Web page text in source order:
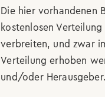
Die hier vorhandenen
kostenlosen
verbreiten, und zwar
Verteilung erhoben
und/oder Herausgeber.